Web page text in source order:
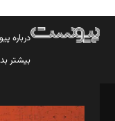
درباره
بیشتر
مدیر مسئول: محمدباقر